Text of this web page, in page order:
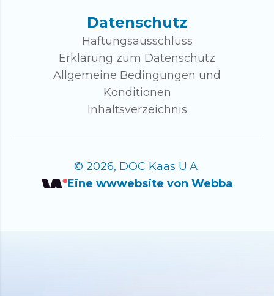
Datenschutz
Haftungsausschluss
Erklärung zum Datenschutz
Allgemeine Bedingungen und
Konditionen
Inhaltsverzeichnis
© 2026, DOC Kaas U.A.
Eine wwwebsite von Webba